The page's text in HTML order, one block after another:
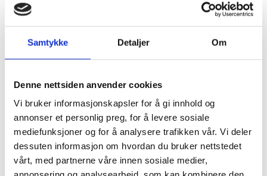
Samtykke Detaljer Om
Denne nettsiden anvender cookies
Vi bruker informasjonskapsler for å gi innhold og
annonser et personlig preg, for å levere sosiale
mediefunksjoner og for å analysere trafikken vår. Vi deler
dessuten informasjon om hvordan du bruker nettstedet
vårt, med partnerne våre innen sosiale medier,
for tiltak i Oslofjorden. Miljødirektoratet har nå levert sin
anbefaling og mener forslaget som innebærer
fiskestans i de tre områdene, i størst grad kan bidra til
en renere fjord.
Mye tydet på at avgjørelsen ville bli tatt av regjeringen
uten å høre hva de berørte partene mener.
Dette fikk Norges Fritids- og Småfiskerforbund til å gå
rett til fiskeriministeren med en sterk anmodning om å
sende saken på høring.
- Vi er meget tilfreds med at NFSF fikk gjennomslag for